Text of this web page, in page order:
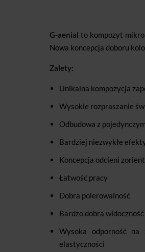
G-aenial to kompozyt
Nowa koncepcja doboru
Zalety:
Unikalna kompozycja
Wysokie rozpraszanie
Odbudowa z
Bardziej niezwykłe
Koncepcja odcieni
Łatwość pracy
Dobra polerowalność
Bardzo dobra
Wysoka odporność na
elastyczności